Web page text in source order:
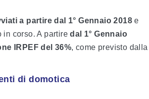
a partire dal 1° Gennaio 2018 e
in corso. A partiredal 1° Gennaio
IRPEF del 36%, come previsto dalla
di domotica